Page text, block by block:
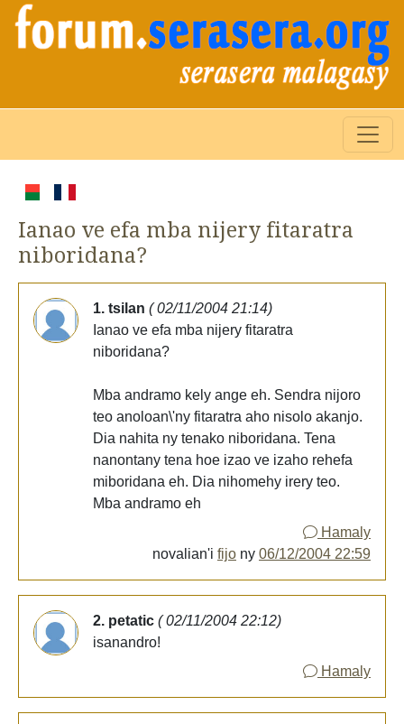
Ianao ve efa mba nijery fitaratra
niboridana?
1. tsilan ( 02/11/2004 21:14)
Ianao ve efa mba nijery fitaratra
niboridana?
Mba andramo kely ange eh. Sendra nijoro
teo anoloan\'ny fitaratra aho nisolo akanjo.
Dia nahita ny tenako niboridana. Tena
nanontany tena hoe izao ve izaho rehefa
miboridana eh. Dia nihomehy irery teo.
Mba andramo eh
Hamaly
novalian'i fijo ny 06/12/2004 22:59
2. petatic ( 02/11/2004 22:12)
isanandro!
Hamaly